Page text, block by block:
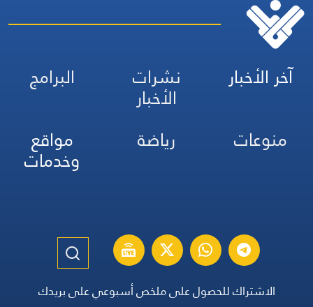
آخر الأخبار نشرات
الأخبار
البرامج
منوعات
رياضة مواقع
وخدمات
الاشتراك للحصول على ملخص أسبوعي على بريدك